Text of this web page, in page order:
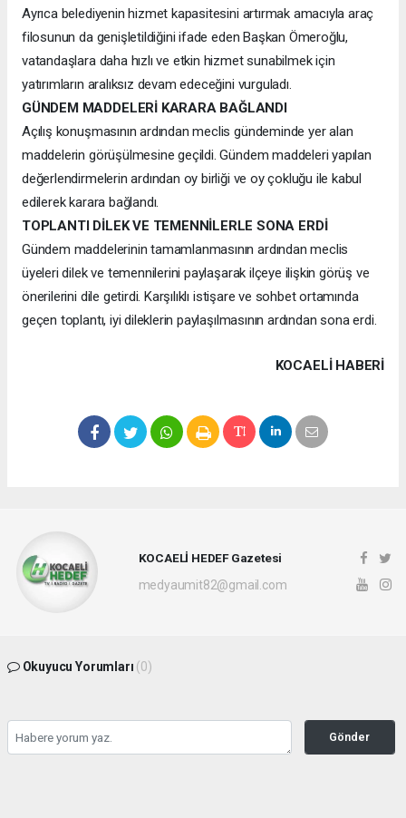
Ayrıca belediyenin hizmet kapasitesini artırmak amacıyla araç
filosunun da genişletildiğini ifade eden Başkan Ömeroğlu,
vatandaşlara daha hızlı ve etkin hizmet sunabilmek için
yatırımların aralıksız devam edeceğini vurguladı.
GÜNDEM MADDELERİ KARARA BAĞLANDI
Açılış konuşmasının ardından meclis gündeminde yer alan
maddelerin görüşülmesine geçildi. Gündem maddeleri yapılan
değerlendirmelerin ardından oy birliği ve oy çokluğu ile kabul
edilerek karara bağlandı.
TOPLANTI DİLEK VE TEMENNİLERLE SONA ERDİ
Gündem maddelerinin tamamlanmasının ardından meclis
üyeleri dilek ve temennilerini paylaşarak ilçeye ilişkin görüş ve
önerilerini dile getirdi. Karşılıklı istişare ve sohbet ortamında
geçen toplantı, iyi dileklerin paylaşılmasının ardından sona erdi.
KOCAELI HABERİ
KOCAELİ HEDEF Gazetesi
medyaumit82@gmail.com
Okuyucu Yorumları (0)
Gönder